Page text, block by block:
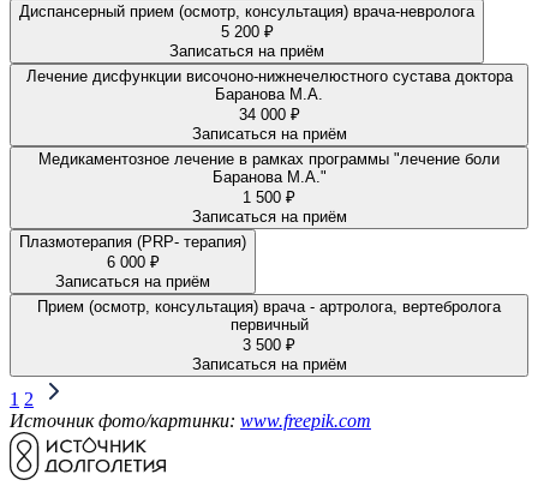
Диспансерный прием (осмотр, консультация) врача-невролога
5 200 ₽
Записаться на приём
Лечение дисфункции височоно-нижнечелюстного сустава доктора
Баранова М.А.
34 000 ₽
Записаться на приём
Медикаментозное лечение в рамках программы "лечение боли
Баранова М.А."
1 500 ₽
Записаться на приём
Плазмотерапия (PRP- терапия)
6 000 ₽
Записаться на приём
Прием (осмотр, консультация) врача - артролога, вертебролога
первичный
3 500 ₽
Записаться на приём
1 2
Источник фото/картинки: www.freepik.com